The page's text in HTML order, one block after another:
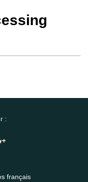
:
français